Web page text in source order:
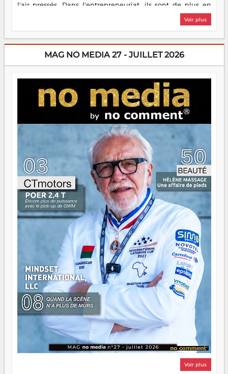
l'air pressés. Dans l'entrepreneuriat, ils sont de plus en
plus nombreux à se lancer, à créer, à risquer — souvent
sans filet, souvent sans aide, mais toujours avec cette
encore meilleures. Aina Rasamoelina vient de décrocher le
Prix RFI Instrumental Afrique. Miangaly Elia rafle le Prix
jeunes qui tiennent la torche. Alors oui, on pourrait
s'arrêter là, applaudir et rentrer chez soi satisfait. Mais ce
serait passer à côté d'une chose essentielle. La fougue, ça
brûle fort — et parfois, ça brûle vite. Une flamme sans
direction peut éclairer autant qu'elle peut consumer. C'est
là que les aînés entrent en scène — pas pour reprendre le
gouvernail, mais pour montrer où sont les récifs. Les jeunes
ont la force, les vieux ont l'expérience, comme on dit. Ce
n'est pas un combat de générations — c'est une question
d'équipage. Partagez vos réussites, mais aussi vos échecs.
Surtout vos échecs, d'ailleurs — ils enseignent mieux que
n'importe quel manuel. À Madagascar, la barque avance.
Il faut juste s'assurer que tout le monde rame dans le
même sens.
Voir plus
MAG NO MEDIA 27 - JUILLET 2026
Voir plus